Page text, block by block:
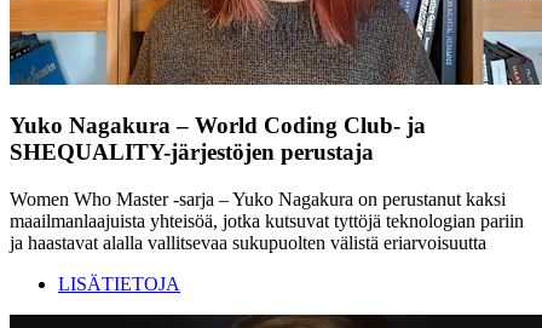
Yuko Nagakura – World Coding Club- ja
SHEQUALITY-järjestöjen perustaja
Women Who Master -sarja – Yuko Nagakura on perustanut kaksi
maailmanlaajuista yhteisöä, jotka kutsuvat tyttöjä teknologian pariin
ja haastavat alalla vallitsevaa sukupuolten välistä eriarvoisuutta
LISÄTIETOJA